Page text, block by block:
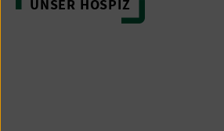
UNSER HOSPIZ